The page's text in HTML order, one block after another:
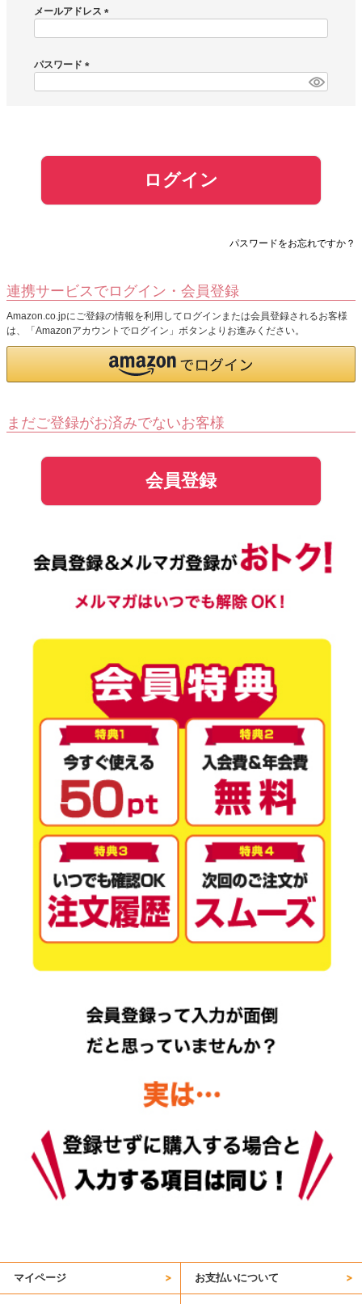
メールアドレス
)
パスワード
ログイン
パスワードをお忘れですか？
連携サービスでログイン・会員登録
Amazon.co.jpにご登録の情報を利用してログインまたは会員登録されるお客様
は、「Amazonアカウントでログイン」ボタンよりお進みください。
まだご登録がお済みでないお客様
会員登録
マイページ お支払いについて